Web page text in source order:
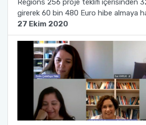
Regions 256 proje teklifi içerisinden
girerek 60 bin 480 Euro hibe almaya
27 Ekim 2020